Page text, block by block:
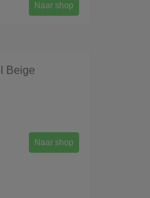
Naar shop
Naar shop